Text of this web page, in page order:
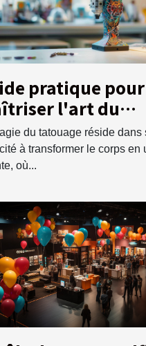
pratique pour
l'art du
en tant
du tatouage réside dans
à transformer le corps en
où...